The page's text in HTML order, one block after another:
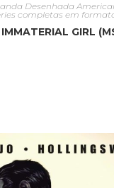
Desenhada
completas em
GIRL